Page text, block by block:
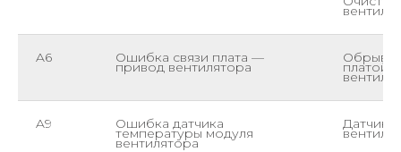
A6 Ошибка связи плата —
привод вентилятора
Обрыв
платой
A9 Ошибка датчика
температуры модуля
вентилятора
Датчик